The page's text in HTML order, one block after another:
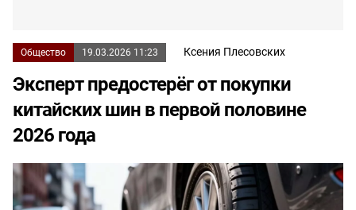
Общество 19.03.2026 11:23 Ксения Плесовских
Эксперт предостерёг от покупки
китайских шин в первой половине
2026 года